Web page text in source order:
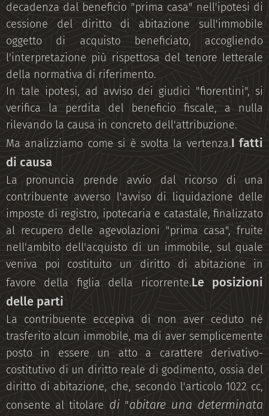
decadenza dal beneficio "prima casa" nell'ipotesi di
cessione del diritto di abitazione sull'immobile
oggetto di acquisto beneficiato, accogliendo
l'interpretazione più rispettosa del tenore letterale
della normativa di riferimento.
In tale ipotesi, ad avviso dei giudici "fiorentini", si
verifica la perdita del beneficio fiscale, a nulla
rilevando la causa in concreto dell'attribuzione.
Ma analizziamo come si è svolta la vertenza.I fatti
di causa
La pronuncia prende avvio dal ricorso di una
contribuente avverso l'avviso di liquidazione delle
imposte di registro, ipotecaria e catastale, finalizzato
al recupero delle agevolazioni "prima casa", fruite
nell'ambito dell'acquisto di un immobile, sul quale
veniva poi costituito un diritto di abitazione in
favore della figlia della ricorrente.Le posizioni
delle parti
La contribuente eccepiva di non aver ceduto né
trasferito alcun immobile, ma di aver semplicemente
posto in essere un atto a carattere derivativo-
costitutivo di un diritto reale di godimento, ossia del
diritto di abitazione, che, secondo l'articolo 1022 cc,
consente al titolare di "abitare una determinata